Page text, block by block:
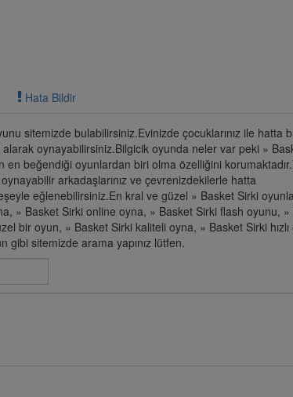
Hata Bildir
sitemizde bulabilirsiniz.Evinizde çocuklarınız ile hatta
oynayabilirsiniz.Bilgicik oyunda neler var peki »
en beğendiği oyunlardan biri olma özelliğini
arkadaşlarınız ve çevrenizdekilerle hatta
eğlenebilirsiniz.En kral ve güzel » Basket Sirki
» Basket Sirki online oyna, » Basket Sirki flash oyunu, »
bir oyun, » Basket Sirki kaliteli oyna, » Basket Sirki hızlı
sitemizde arama yapınız lütfen.